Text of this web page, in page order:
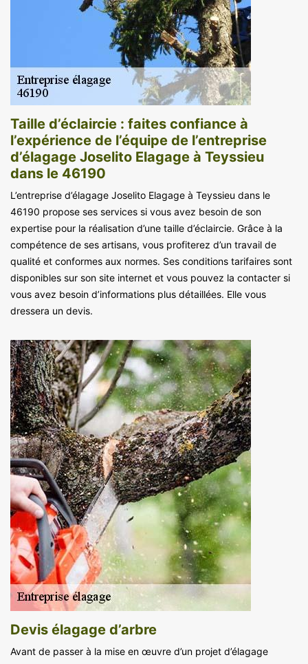
Taille d’éclaircie : faites confiance à
l’expérience de l’équipe de l’entreprise
d’élagage Joselito Elagage à Teyssieu
dans le 46190
L’entreprise d’élagage Joselito Elagage à Teyssieu dans le
46190 propose ses services si vous avez besoin de son
expertise pour la réalisation d’une taille d’éclaircie. Grâce à la
compétence de ses artisans, vous profiterez d’un travail de
qualité et conformes aux normes. Ses conditions tarifaires sont
disponibles sur son site internet et vous pouvez la contacter si
vous avez besoin d’informations plus détaillées. Elle vous
dressera un devis.
Devis élagage d’arbre
Avant de passer à la mise en œuvre d’un projet d’élagage